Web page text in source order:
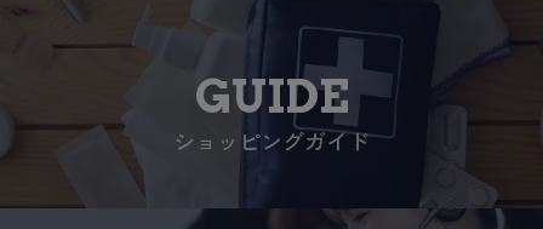
GUIDE
ショッピングガイド